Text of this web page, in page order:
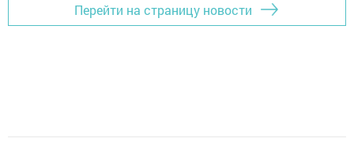
Перейти на страницу новости